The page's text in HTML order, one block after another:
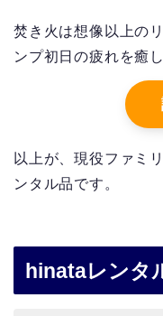
焚き火は想像以上の
ンプ初日の疲れを癒
以上が、現役ファミ
ンタル品です。
hinataレンタ